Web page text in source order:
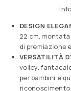
DESIGN
22 cm,
di premiazione
VERSATILITÀ
volley,
per bambini e